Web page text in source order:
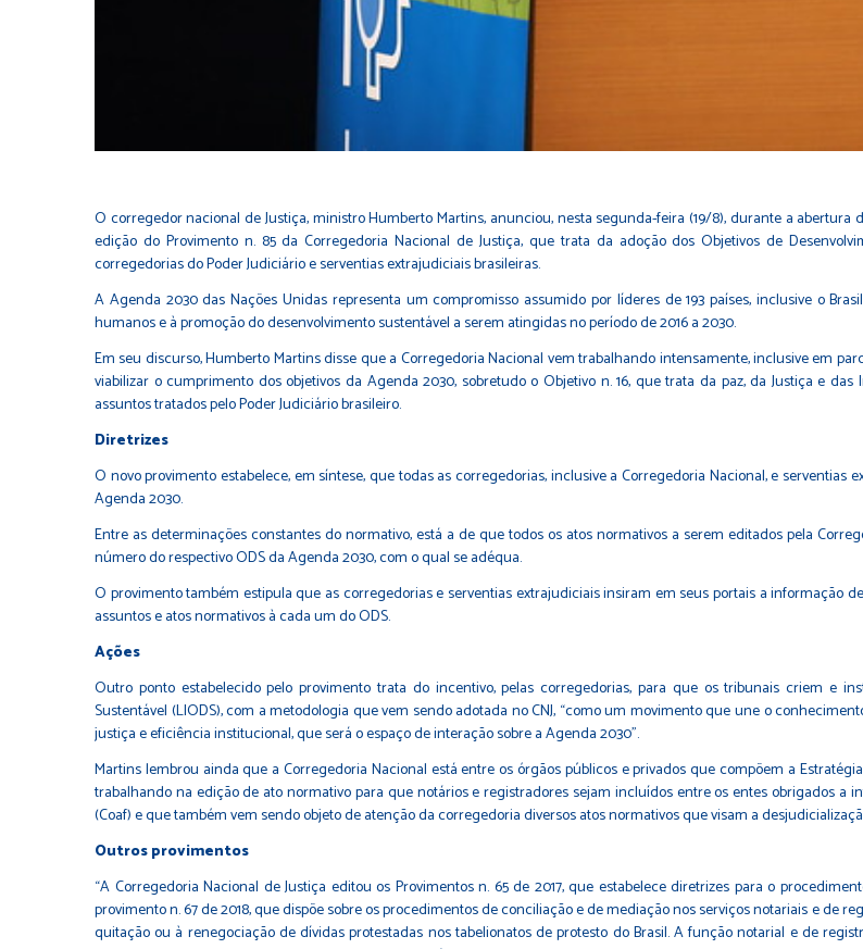
O corregedor nacional de Justiça, ministro Humberto Martins, anunciou, nesta segunda-feira (19/8), durante a abertura
edição do Provimento n. 85 da Corregedoria Nacional de Justiça, que trata da adoção dos Objetivos de
corregedorias do Poder Judiciário e serventias extrajudiciais brasileiras.
A Agenda 2030 das Nações Unidas representa um compromisso assumido por líderes de 193 países, inclusive o
humanos e à promoção do desenvolvimento sustentável a serem atingidas no período de 2016 a 2030.
Em seu discurso, Humberto Martins disse que a Corregedoria Nacional vem trabalhando intensamente, inclusive em
viabilizar o cumprimento dos objetivos da Agenda 2030, sobretudo o Objetivo n. 16, que trata da paz, da Justiça e
assuntos tratados pelo Poder Judiciário brasileiro.
Diretrizes
O novo provimento estabelece, em síntese, que todas as corregedorias, inclusive a Corregedoria Nacional, e
Agenda 2030.
Entre as determinações constantes do normativo, está a de que todos os atos normativos a serem editados pela
número do respectivo ODS da Agenda 2030, com o qual se adéqua.
O provimento também estipula que as corregedorias e serventias extrajudiciais insiram em seus portais a informação
assuntos e atos normativos à cada um do ODS.
Ações
Outro ponto estabelecido pelo provimento trata do incentivo, pelas corregedorias, para que os tribunais criem e
Sustentável (LIODS), com a metodologia que vem sendo adotada no CNJ, “como um movimento que une o
justiça e eficiência institucional, que será o espaço de interação sobre a Agenda 2030”.
Martins lembrou ainda que a Corregedoria Nacional está entre os órgãos públicos e privados que compõem a
trabalhando na edição de ato normativo para que notários e registradores sejam incluídos entre os entes obrigados a
(Coaf) e que também vem sendo objeto de atenção da corregedoria diversos atos normativos que visam a
Outros provimentos
“A Corregedoria Nacional de Justiça editou os Provimentos n. 65 de 2017, que estabelece diretrizes para o
provimento n. 67 de 2018, que dispõe sobre os procedimentos de conciliação e de mediação nos serviços notariais e de
quitação ou à renegociação de dívidas protestadas nos tabelionatos de protesto do Brasil. A função notarial e de